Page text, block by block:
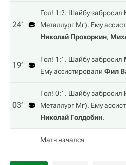
24‎’‎
Гол! 1:2. Шайбу забросил
Металлург Мг). Ему
Николай Прохоркин,
19‎’‎
Гол! 1:1. Шайбу забросил
Ему ассистировали Фил
03‎’‎
Гол! 0:1. Шайбу забросил
Металлург Мг). Ему
Николай Голдобин.
Матч начался